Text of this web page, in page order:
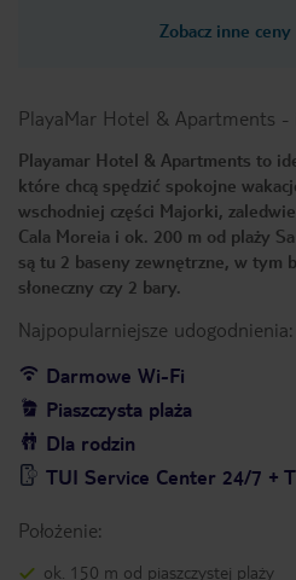
Zobacz inne
PlayaMar Hotel & Apartments -
Playamar Hotel & Apartments to
które chcą spędzić spokojne
wschodniej części Majorki,
Cala Moreia i ok. 200 m od plaży
są tu 2 baseny zewnętrzne, w tym
słoneczny czy 2 bary.
Najpopularniejsze udogodnienia:
Darmowe Wi-Fi
Piaszczysta plaża
Dla rodzin
TUI Service Center 24/7 +
Położenie:
ok. 150 m od piaszczystej plaży